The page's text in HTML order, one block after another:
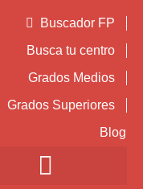
Buscador FP
Busca tu centro
Grados Medios
Grados Superiores
Blog